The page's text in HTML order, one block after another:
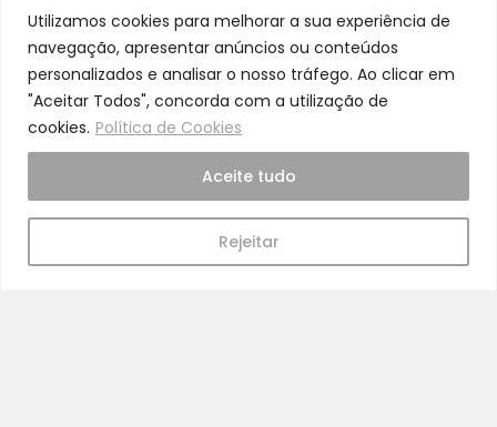
Utilizamos cookies para melhorar a sua experiência de
navegação, apresentar anúncios ou conteúdos
personalizados e analisar o nosso tráfego. Ao clicar em
"Aceitar Todos", concorda com a utilização de
cookies. Política de Cookies
Rejeitar
Aceite tudo
Gravidez e Maternidade | Tudo para o seu Bebé |
Puericultura | Brinquedos | Alimentação e Amamentação
| Hora de Dormir | Hora do Banho | Hora de Passear
Gravidez e maternidade
Aleitamento e amamentação
Higiene
Dormir e descanso
Cadeiras Auto